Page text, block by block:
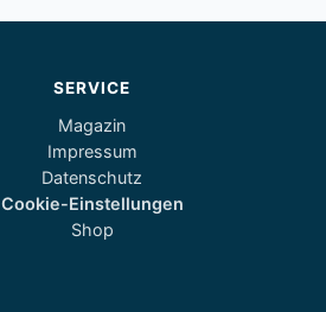
SERVICE
Magazin
Impressum
Datenschutz
Cookie-Einstellungen
Shop